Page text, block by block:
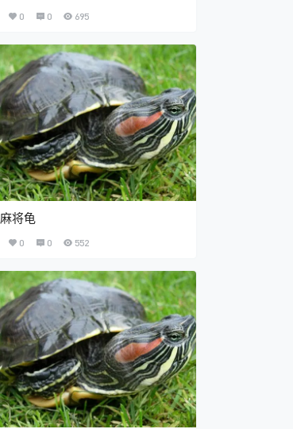
0 0 695
麻将龟
0 0 552